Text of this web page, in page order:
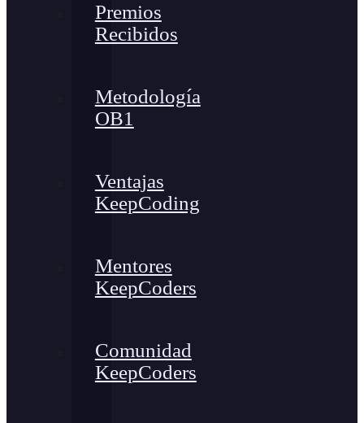
Premios
Recibidos
Metodología
OB1
Ventajas
KeepCoding
Mentores
KeepCoders
Comunidad
KeepCoders